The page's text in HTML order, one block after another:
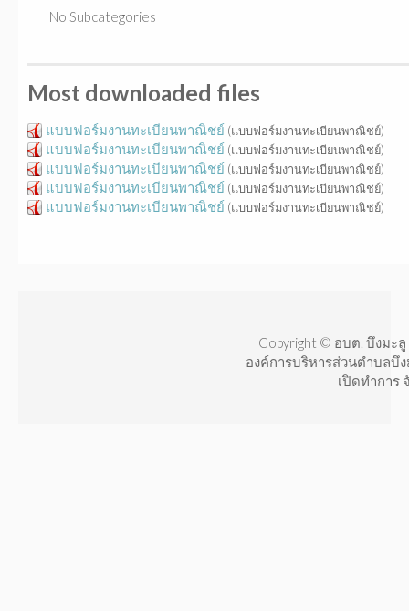
No Subcategories
Most downloaded files
แบบฟอร์มงานทะเบียนพาณิชย์ (แบบฟอร์มงานทะเบียนพาณิชย์)
แบบฟอร์มงานทะเบียนพาณิชย์ (แบบฟอร์มงานทะเบียนพาณิชย์)
แบบฟอร์มงานทะเบียนพาณิชย์ (แบบฟอร์มงานทะเบียนพาณิชย์)
แบบฟอร์มงานทะเบียนพาณิชย์ (แบบฟอร์มงานทะเบียนพาณิชย์)
แบบฟอร์มงานทะเบียนพาณิชย์ (แบบฟอร์มงานทะเบียนพาณิชย์)
Copyright © อบต. บึงมะ
องค์การบริหารส่วนตำบลบึ